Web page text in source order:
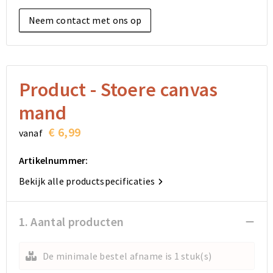
Elektronica, Gadgets en USB
Sleutelhangers en Lanyards
Anti-stress
Lampen en Gereedschap
Aanstekers
Snoepgoed
Sinterklaas
Reistassensets
Goodiebags
Golftassen
Opvouwbare tassen
Autotassen
Matrozentassen
Schoudertassen
Rugzakken
Bodywarmers
Kleding sets
Reistassensets
Goodiebags
Golftassen
Opvouwbare tassen
Autotassen
Matrozentassen
Schoudertassen
Rugzakken
Overhemden
Jassen
Broeken en Rokken
Schoenen
Neem contact met ons op
Product - Stoere canvas
mand
vanaf € 6,99
Artikelnummer:
Bekijk alle productspecificaties
1. Aantal producten
De minimale bestel afname is 1 stuk(s)